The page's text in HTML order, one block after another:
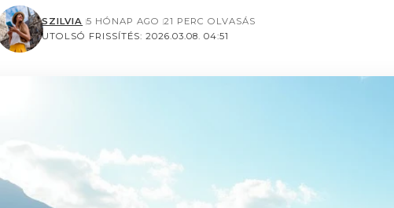
UTOLSÓ FRISSÍTÉS: 2026.03.08. 04:51
SZILVIA 5 HÓNAP AGO 21 PERC OLVASÁS